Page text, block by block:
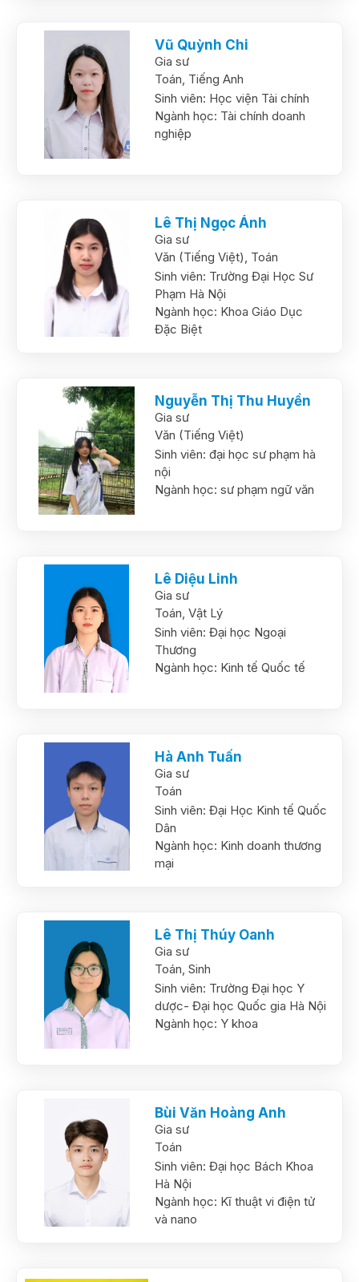
Vũ Quỳnh Chi
Gia sư
Toán, Tiếng Anh
Sinh viên: Học viện Tài chính
Ngành học: Tài chính doanh
nghiệp
Lê Thị Ngọc Ánh
Gia sư
Văn (Tiếng Việt), Toán
Sinh viên: Trường Đại Học Sư
Phạm Hà Nội
Ngành học: Khoa Giáo Dục
Đặc Biệt
Nguyễn Thị Thu Huyền
Gia sư
Văn (Tiếng Việt)
Sinh viên: đại học sư phạm hà
nội
Ngành học: sư phạm ngữ văn
Lê Diệu Linh
Gia sư
Toán,Vật Lý
Sinh viên: Đại học Ngoại
Thương
Ngành học: Kinh tế Quốc tế
Hà Anh Tuấn
Gia sư
Toán
Sinh viên: Đại Học Kinh tế Quốc
Dân
Ngành học: Kinh doanh thương
mại
Lê Thị Thúy Oanh
Gia sư
Toán,Sinh
Sinh viên: Trường Đại học Y
dược- Đại học Quốc gia Hà Nội
Ngành học: Y khoa
Bùi Văn Hoàng Anh
Gia sư
Toán
Sinh viên: Đại học Bách Khoa
Hà Nội
Ngành học: Kĩ thuật vi điện tử
và nano